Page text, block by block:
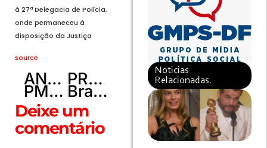
à 27ª Delegacia de Polícia,
onde permaneceu à
disposição da Justiça
source
ANTERIOR
PMDF localiza veículo furtado em Porto Rico, Santa Maria
PRÓXIMO
Brasília Vôlei é superado pelo Osasco e sofre segunda derrota na Superliga
Deixe um
comentário
Noticias
Relacionadas.